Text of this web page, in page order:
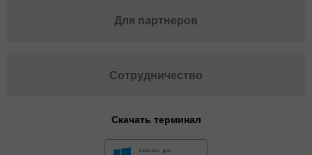
Для партнеров
Сотрудничество
Скачать терминал